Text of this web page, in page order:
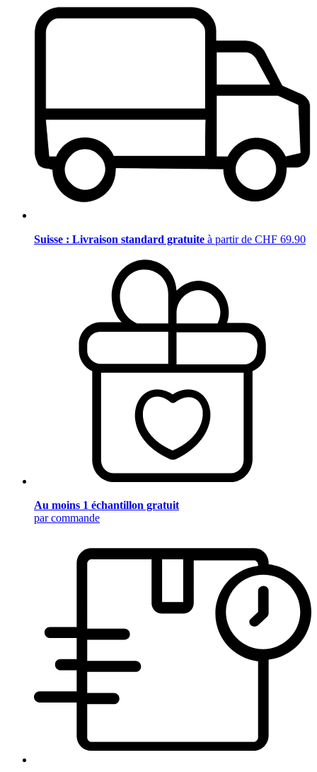
Suisse : Livraison standard gratuite à partir de CHF 69.90
Au moins 1 échantillon gratuit
par commande